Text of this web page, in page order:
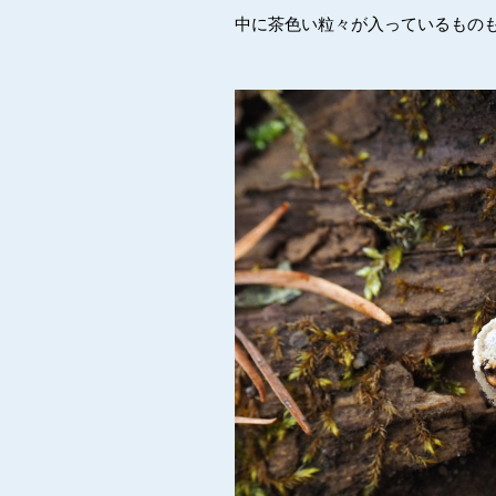
中に茶色い粒々が入っているもの